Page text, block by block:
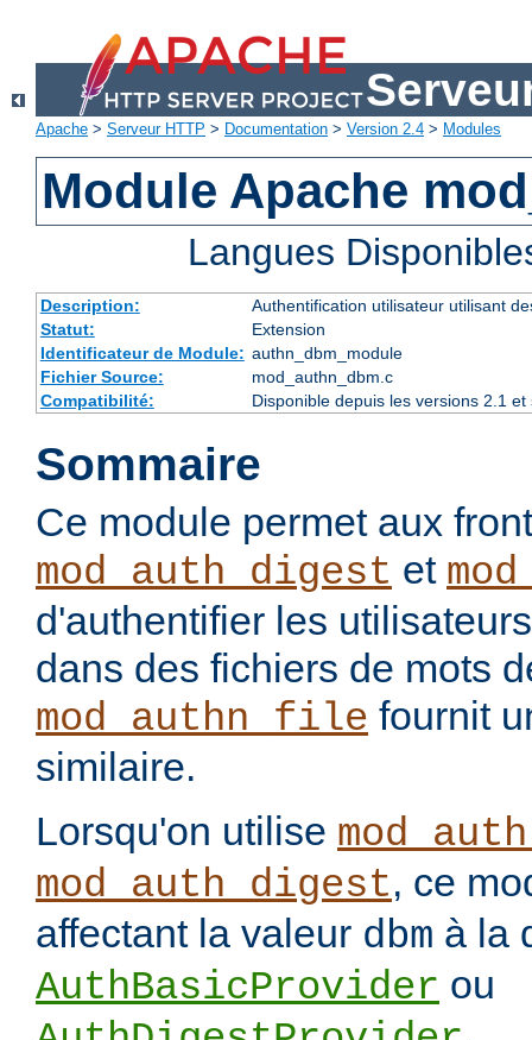
Apache > Serveur HTTP > Documentation > Version 2.4 > Modules
Module Apache
Langues
Description:
Authentification utilisateur utilisant
Statut:
Extension
Identificateur de Module: authn_dbm_module
Fichier Source:
mod_authn_dbm.c
Compatibilité:
Disponible depuis les versions 2.1
Sommaire
Ce module permet aux
mod_auth_digest et
d'authentifier les
dans des fichiers de mots
mod_authn_file fournit
similaire.
Lorsqu'on utilise
mod_auth_digest, ce
affectant la valeur dbm à la
AuthBasicProvider ou